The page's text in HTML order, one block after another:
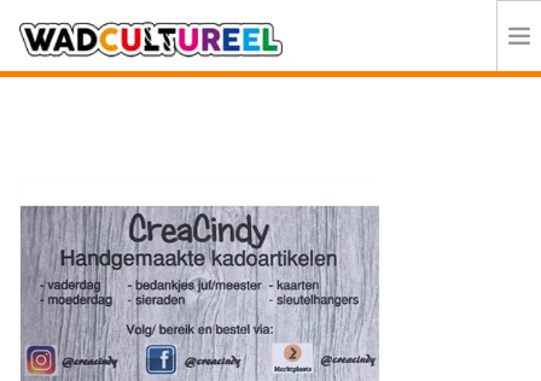
DOE MEE
CONTACT
ORGANISATIE